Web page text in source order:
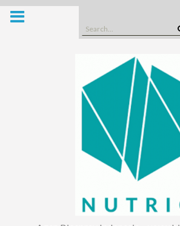
Skip
Search
for: